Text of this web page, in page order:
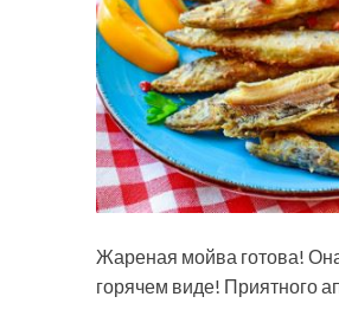
Жареная мойва готова!
горячем виде! Приятного